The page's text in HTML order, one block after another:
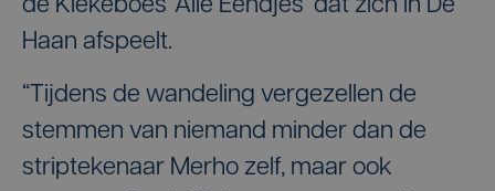
de Kiekeboes ‘Alle Eendjes’ dat zich in De
Haan afspeelt.
“Tijdens de wandeling vergezellen de
stemmen van niemand minder dan de
striptekenaar Merho zelf, maar ook